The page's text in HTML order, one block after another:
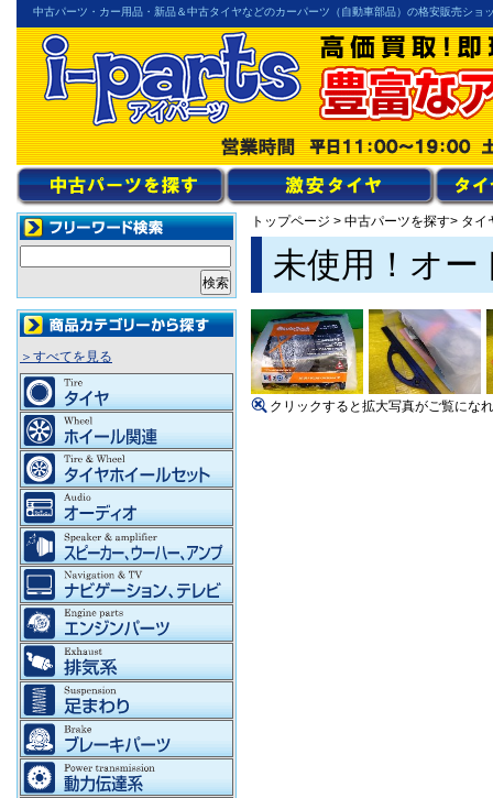
中古パーツ・カー用品・新品＆中古タイヤなどのカーパーツ（自動車部品）の格安販売ショ
トップページ > 中古パーツを探す> タイ
未使用！オー
クリックすると拡大写真がご覧にな
＞すべてを見る